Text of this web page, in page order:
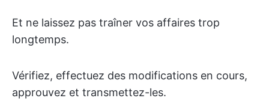
Et ne laissez pas traîner vos affaires trop
longtemps.
Vérifiez, effectuez des modifications en cours,
approuvez et transmettez-les.